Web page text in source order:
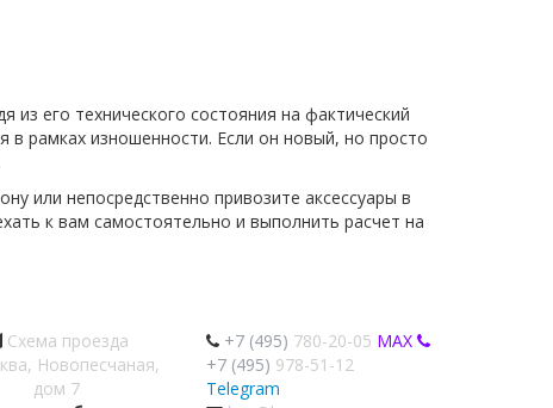
из его технического состояния на фактический
в рамках изношенности. Если он новый, но просто
или непосредственно привозите аксессуары в
к вам самостоятельно и выполнить расчет на
Схема проезда
Новопесчаная,
дом 7
+7 (495) 780-20-05 MAX
+7 (495) 978-51-12
Telegram